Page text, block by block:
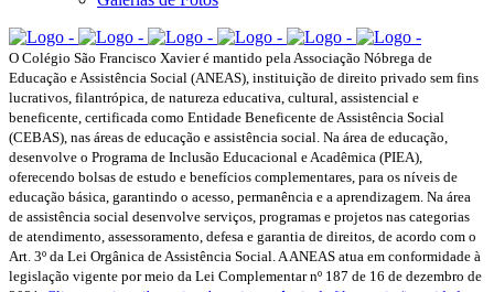
O Colégio São Francisco Xavier é mantido pela Associação Nóbrega de
Educação e Assistência Social (ANEAS), instituição de direito privado sem fins
lucrativos, filantrópica, de natureza educativa, cultural, assistencial e
beneficente, certificada como Entidade Beneficente de Assistência Social
(CEBAS), nas áreas de educação e assistência social. Na área de educação,
desenvolve o Programa de Inclusão Educacional e Acadêmica (PIEA),
oferecendo bolsas de estudo e benefícios complementares, para os níveis de
educação básica, garantindo o acesso, permanência e a aprendizagem. Na área
de assistência social desenvolve serviços, programas e projetos nas categorias
de atendimento, assessoramento, defesa e garantia de direitos, de acordo com o
Art. 3º da Lei Orgânica de Assistência Social. A ANEAS atua em conformidade à
legislação vigente por meio da Lei Complementar nº 187 de 16 de dezembro de